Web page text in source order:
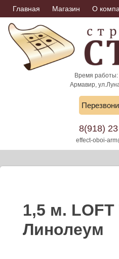
Skip
to
content
Главная Магазин О
Время
Армавир,
8(918)
effect-oboi-
1,5 м. LOFT
Линолеум